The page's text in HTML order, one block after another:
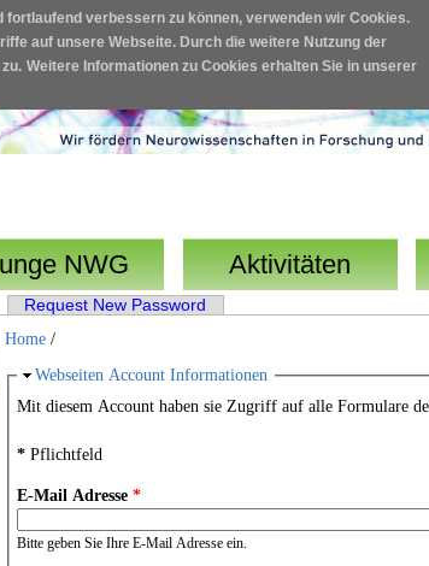
verbessern zu können, verwenden wir Cookies.
auf unsere Webseite. Durch die weitere Nutzung der
Weitere Informationen zu Cookies erhalten Sie in unserer
NWG Aktivitäten
Reiter)
Request New Password
Home /
Ausblenden
Webseiten Account Informationen
Mit diesem Account haben sie Zugriff auf alle Formulare
* Pflichtfeld
E-Mail Adresse*
Bitte geben Sie Ihre E-Mail Adresse ein.